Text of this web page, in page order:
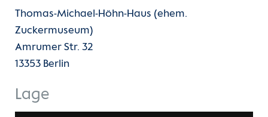
Thomas-Michael-Höhn-Haus (ehem.
Zuckermuseum)
Amrumer Str. 32
13353 Berlin
Lage